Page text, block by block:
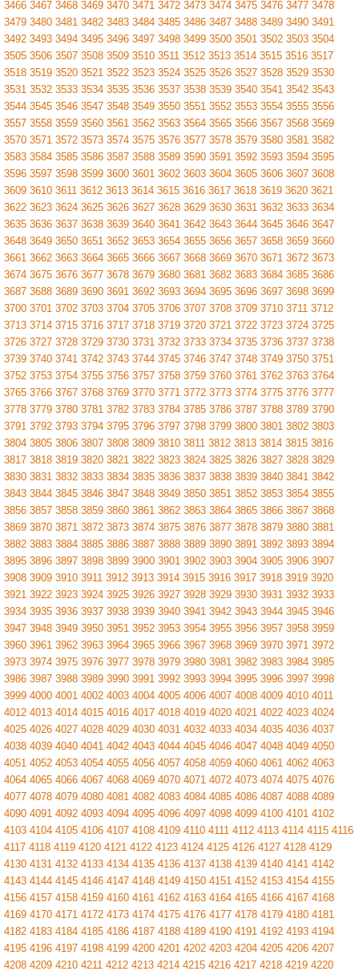
3466 3467 3468 3469 3470 3471 3472 3473 3474 3475 3476 3477 3478
3479 3480 3481 3482 3483 3484 3485 3486 3487 3488 3489 3490 3491
3492 3493 3494 3495 3496 3497 3498 3499 3500 3501 3502 3503 3504
3505 3506 3507 3508 3509 3510 3511 3512 3513 3514 3515 3516 3517
3518 3519 3520 3521 3522 3523 3524 3525 3526 3527 3528 3529 3530
3531 3532 3533 3534 3535 3536 3537 3538 3539 3540 3541 3542 3543
3544 3545 3546 3547 3548 3549 3550 3551 3552 3553 3554 3555 3556
3557 3558 3559 3560 3561 3562 3563 3564 3565 3566 3567 3568 3569
3570 3571 3572 3573 3574 3575 3576 3577 3578 3579 3580 3581 3582
3583 3584 3585 3586 3587 3588 3589 3590 3591 3592 3593 3594 3595
3596 3597 3598 3599 3600 3601 3602 3603 3604 3605 3606 3607 3608
3609 3610 3611 3612 3613 3614 3615 3616 3617 3618 3619 3620 3621
3622 3623 3624 3625 3626 3627 3628 3629 3630 3631 3632 3633 3634
3635 3636 3637 3638 3639 3640 3641 3642 3643 3644 3645 3646 3647
3648 3649 3650 3651 3652 3653 3654 3655 3656 3657 3658 3659 3660
3661 3662 3663 3664 3665 3666 3667 3668 3669 3670 3671 3672 3673
3674 3675 3676 3677 3678 3679 3680 3681 3682 3683 3684 3685 3686
3687 3688 3689 3690 3691 3692 3693 3694 3695 3696 3697 3698 3699
3700 3701 3702 3703 3704 3705 3706 3707 3708 3709 3710 3711 3712
3713 3714 3715 3716 3717 3718 3719 3720 3721 3722 3723 3724 3725
3726 3727 3728 3729 3730 3731 3732 3733 3734 3735 3736 3737 3738
3739 3740 3741 3742 3743 3744 3745 3746 3747 3748 3749 3750 3751
3752 3753 3754 3755 3756 3757 3758 3759 3760 3761 3762 3763 3764
3765 3766 3767 3768 3769 3770 3771 3772 3773 3774 3775 3776 3777
3778 3779 3780 3781 3782 3783 3784 3785 3786 3787 3788 3789 3790
3791 3792 3793 3794 3795 3796 3797 3798 3799 3800 3801 3802 3803
3804 3805 3806 3807 3808 3809 3810 3811 3812 3813 3814 3815 3816
3817 3818 3819 3820 3821 3822 3823 3824 3825 3826 3827 3828 3829
3830 3831 3832 3833 3834 3835 3836 3837 3838 3839 3840 3841 3842
3843 3844 3845 3846 3847 3848 3849 3850 3851 3852 3853 3854 3855
3856 3857 3858 3859 3860 3861 3862 3863 3864 3865 3866 3867 3868
3869 3870 3871 3872 3873 3874 3875 3876 3877 3878 3879 3880 3881
3882 3883 3884 3885 3886 3887 3888 3889 3890 3891 3892 3893 3894
3895 3896 3897 3898 3899 3900 3901 3902 3903 3904 3905 3906 3907
3908 3909 3910 3911 3912 3913 3914 3915 3916 3917 3918 3919 3920
3921 3922 3923 3924 3925 3926 3927 3928 3929 3930 3931 3932 3933
3934 3935 3936 3937 3938 3939 3940 3941 3942 3943 3944 3945 3946
3947 3948 3949 3950 3951 3952 3953 3954 3955 3956 3957 3958 3959
3960 3961 3962 3963 3964 3965 3966 3967 3968 3969 3970 3971 3972
3973 3974 3975 3976 3977 3978 3979 3980 3981 3982 3983 3984 3985
3986 3987 3988 3989 3990 3991 3992 3993 3994 3995 3996 3997 3998
3999 4000 4001 4002 4003 4004 4005 4006 4007 4008 4009 4010 4011
4012 4013 4014 4015 4016 4017 4018 4019 4020 4021 4022 4023 4024
4025 4026 4027 4028 4029 4030 4031 4032 4033 4034 4035 4036 4037
4038 4039 4040 4041 4042 4043 4044 4045 4046 4047 4048 4049 4050
4051 4052 4053 4054 4055 4056 4057 4058 4059 4060 4061 4062 4063
4064 4065 4066 4067 4068 4069 4070 4071 4072 4073 4074 4075 4076
4077 4078 4079 4080 4081 4082 4083 4084 4085 4086 4087 4088 4089
4090 4091 4092 4093 4094 4095 4096 4097 4098 4099 4100 4101 4102
4103 4104 4105 4106 4107 4108 4109 4110 4111 4112 4113 4114 4115 4116
4117 4118 4119 4120 4121 4122 4123 4124 4125 4126 4127 4128 4129
4130 4131 4132 4133 4134 4135 4136 4137 4138 4139 4140 4141 4142
4143 4144 4145 4146 4147 4148 4149 4150 4151 4152 4153 4154 4155
4156 4157 4158 4159 4160 4161 4162 4163 4164 4165 4166 4167 4168
4169 4170 4171 4172 4173 4174 4175 4176 4177 4178 4179 4180 4181
4182 4183 4184 4185 4186 4187 4188 4189 4190 4191 4192 4193 4194
4195 4196 4197 4198 4199 4200 4201 4202 4203 4204 4205 4206 4207
4208 4209 4210 4211 4212 4213 4214 4215 4216 4217 4218 4219 4220